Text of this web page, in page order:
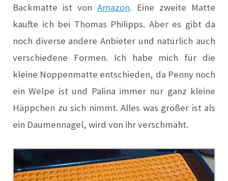
Backmatte ist von Amazon. Eine zweite Matte
kaufte ich bei Thomas Philipps. Aber es gibt da
noch diverse andere Anbieter und natürlich auch
verschiedene Formen. Ich habe mich für die
kleine Noppenmatte entschieden, da Penny noch
ein Welpe ist und Palina immer nur ganz kleine
Häppchen zu sich nimmt. Alles was größer ist als
ein Daumennagel, wird von ihr verschmäht.